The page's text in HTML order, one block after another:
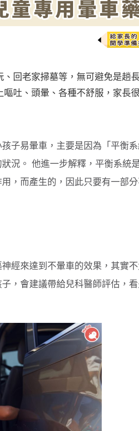
回老家掃墓等，無可避免是趟
吐、頭暈、各種不舒服，家長
子易暈車，主要是因為「平衡
狀況。 他進一步解釋，平衡系統
，而產生的，因此只要有一部
經來達到不暈車的效果，其實
，會建議帶給兒科醫師評估，